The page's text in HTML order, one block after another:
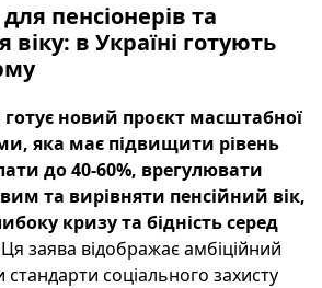
пенсіонерів та
в Україні готують
готує новий проєкт масштабної
яка має підвищити рівень
до 40-60%, врегулювати
та вирівняти пенсійний вік,
кризу та бідність серед
Ця заява відображає амбіційний
соціального захисту